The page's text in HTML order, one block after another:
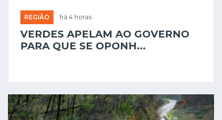
REGIÃO há 4 horas
VERDES APELAM AO GOVERNO
PARA QUE SE OPONH...